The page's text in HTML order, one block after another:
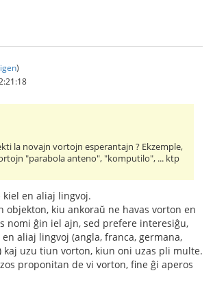
)
la novajn vortojn esperantajn ? Ekzemple,
"parabola anteno", "komputilo", ... ktp
kiel en aliaj lingvoj.
objekton, kiu ankoraŭ ne havas vorton en
nomi ĝin iel ajn, sed prefere interesiĝu,
aliaj lingvoj (angla, franca, germana,
kaj uzu tiun vorton, kiun oni uzas pli multe.
proponitan de vi vorton, fine ĝi aperos